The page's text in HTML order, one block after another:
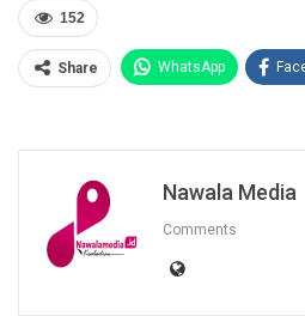
152
Share WhatsApp
Nawala Media
Comments